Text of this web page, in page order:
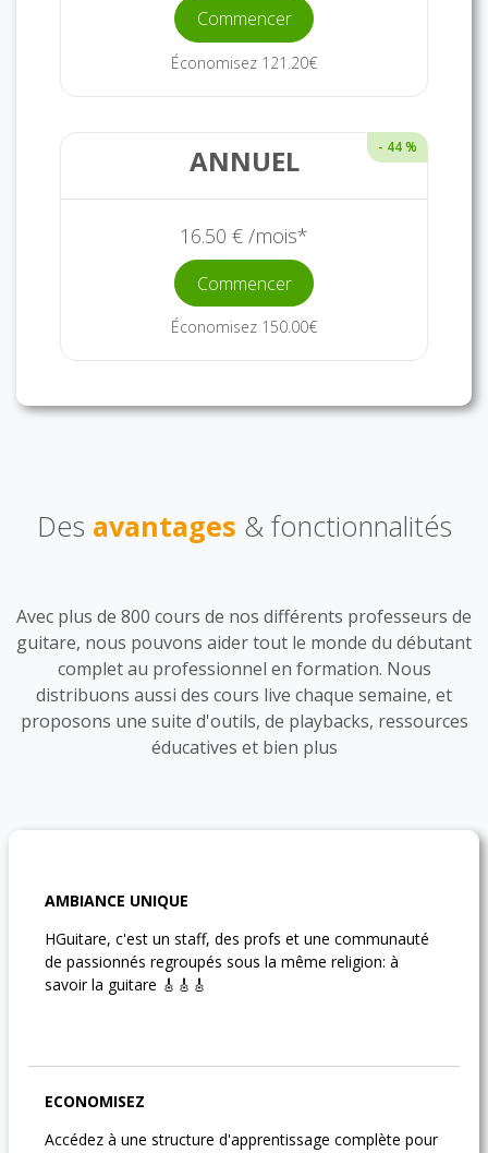
Commencer
Économisez 121.20€
- 44 %
ANNUEL
16.50 € /mois*
Commencer
Économisez 150.00€
Des avantages & fonctionnalités
Avec plus de 800 cours de nos différents professeurs de
guitare, nous pouvons aider tout le monde du débutant
complet au professionnel en formation. Nous
distribuons aussi des cours live chaque semaine, et
proposons une suite d'outils, de playbacks, ressources
éducatives et bien plus
AMBIANCE UNIQUE
HGuitare, c'est un staff, des profs et une communauté
de passionnés regroupés sous la même religion: à
savoir la guitare 🎸🎸🎸
ECONOMISEZ
Accédez à une structure d'apprentissage complète pour